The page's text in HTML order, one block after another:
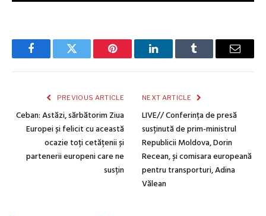
FacebookTwitter Pinterest LinkedInTumblr Email
PREVIOUS ARTICLE
Ceban: Astăzi, sărbătorim Ziua
Europei și felicit cu această
ocazie toți cetățenii și
partenerii europeni care ne
susțin
NEXT ARTICLE
LIVE// Conferința de presă
susținută de prim-ministrul
Republicii Moldova, Dorin
Recean, și comisara europeană
pentru transporturi, Adina
Vălean